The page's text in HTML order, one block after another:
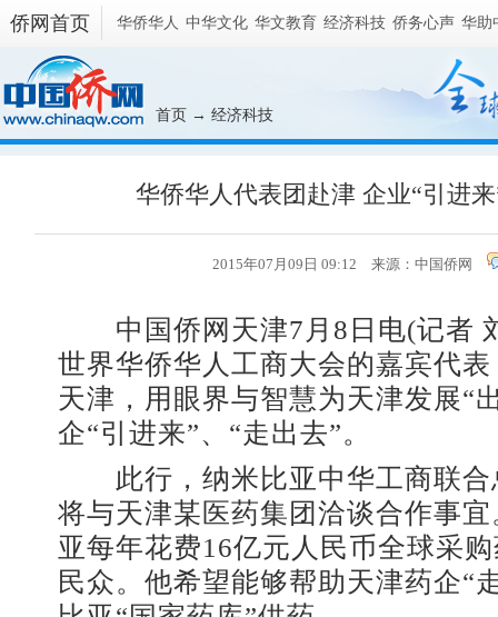
侨网首页 华侨华人 中华文化 华文教育 经济科技 侨务心声 华助
首页 → 经济科技
华侨华人代表团赴津 企业“引进来
2015年07月09日 09:12 来源： 中国侨网
中国侨网天津7月8日电(记者
世界华侨华人工商大会的嘉宾代
天津，用眼界与智慧为天津发展“
企“引进来”、“走出去”。
此行，纳米比亚中华工商联合
将与天津某医药集团洽谈合作事
亚每年花费16亿元人民币全球采
民众。他希望能够帮助天津药企“